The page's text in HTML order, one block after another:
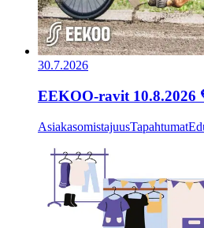
30.7.2026
EEKOO-ravit 10.8.2026
AsiakasomistajuusTapahtumat